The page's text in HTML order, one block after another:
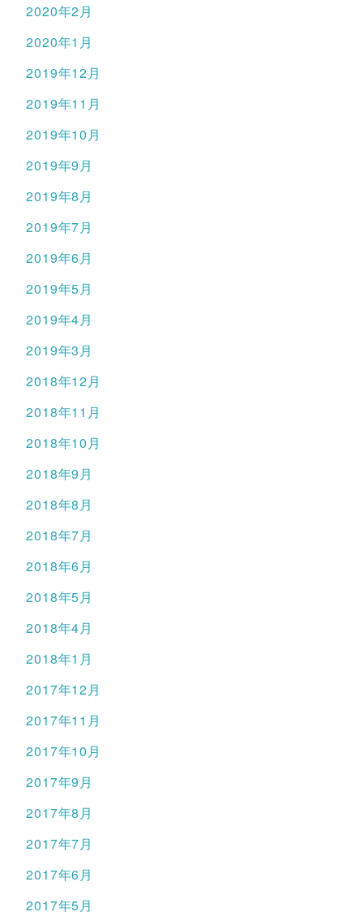
2020年2月
2020年1月
2019年12月
2019年11月
2019年10月
2019年9月
2019年8月
2019年7月
2019年6月
2019年5月
2019年4月
2019年3月
2018年12月
2018年11月
2018年10月
2018年9月
2018年8月
2018年7月
2018年6月
2018年5月
2018年4月
2018年1月
2017年12月
2017年11月
2017年10月
2017年9月
2017年8月
2017年7月
2017年6月
2017年5月